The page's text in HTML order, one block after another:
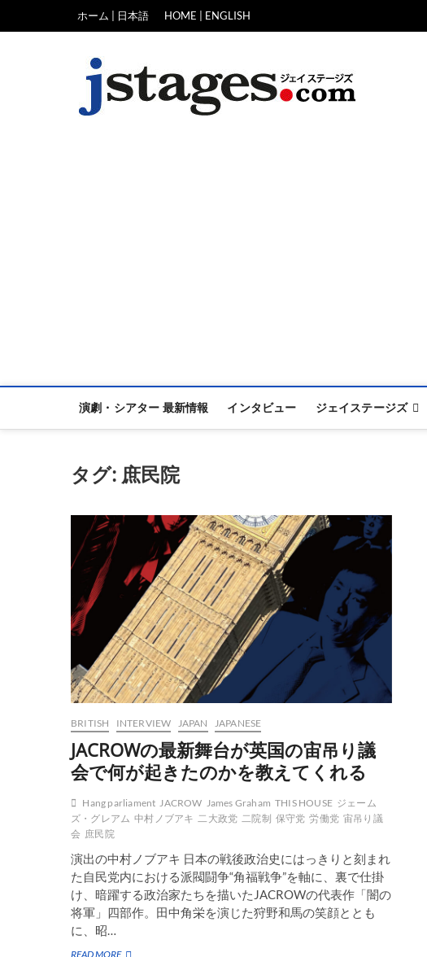
ホーム | 日本語 HOME | ENGLISH
演劇・シアター 最新情報 インタビュー ジェイステージズ
タグ: 庶民院
BRITISH INTERVIEW JAPAN JAPANESE
JACROWの最新舞台が英国の宙吊り議
会で何が起きたのかを教えてくれる
Hang parliament JACROW James Graham THIS HOUSE ジェーム
ズ・グレアム 中村ノブアキ 二大政党 二院制 保守党 労働党 宙吊り議
会 庶民院
演出の中村ノブアキ 日本の戦後政治史にはっきりと刻まれ
た自民党内における派閥闘争“角福戦争”を軸に、裏で仕掛
け、暗躍する政治家たちを描いたJACROWの代表作「闇の
将軍」四部作。田中角栄を演じた狩野和馬の笑顔ととも
に、昭…
READ MOREJACROW